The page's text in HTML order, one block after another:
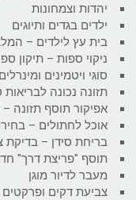
יהדות וצמחונות
ילדים בגדים ותיוגים
בית עץ לילדים –
ניקוי ספות – תיקון
סוגי ויטמינים
תזונה נכונה לבריאות
אפיקור תוסף תזונה – Epicor
אוכל לחתולים –
בריחת סידן – בדיקת
תוסף "פריצת דרך"
מעבר לדיור מוגן
צביעת דקים